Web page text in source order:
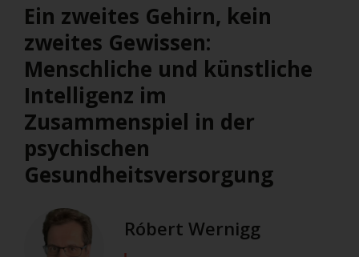
Ein zweites Gehirn, kein
zweites Gewissen:
Menschliche und künstliche
Intelligenz im
Zusammenspiel in der
psychischen
Gesundheitsversorgung
Róbert Wernigg